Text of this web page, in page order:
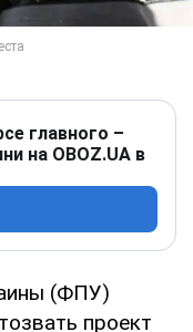
главного –
на OBOZ.UA в
(ФПУ)
проект